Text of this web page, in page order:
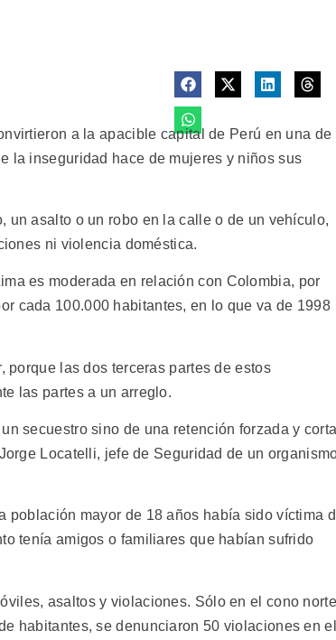
a la apacible capital de Perú en una de
la inseguridad hace de mujeres y niños sus
un asalto o un robo en la calle o de un vehículo,
ni violencia doméstica.
es moderada en relación con Colombia, por
cada 100.000 habitantes, en lo que va de 1998
porque las dos terceras partes de estos
las partes a un arreglo.
secuestro sino de una retención forzada y
Locatelli, jefe de Seguridad de un
población mayor de 18 años había sido víctima
tenía amigos o familiares que habían sufrido
asaltos y violaciones. Sólo en el cono norte
habitantes, se denunciaron 50 violaciones en el